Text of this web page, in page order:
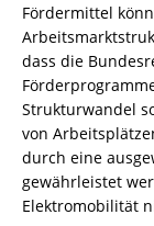
Fördermittel
dass die
Strukturwandel
von
durch eine
gewährleistet
Elektromobilität